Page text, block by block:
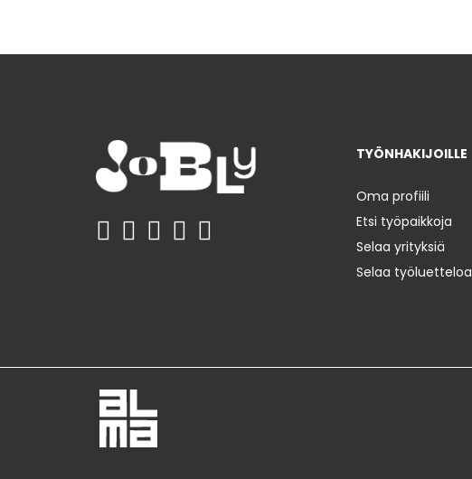
TYÖNHAKIJOILLE
Oma profiili
Etsi työpaikkoja
Selaa yrityksiä
Selaa työluetteloa